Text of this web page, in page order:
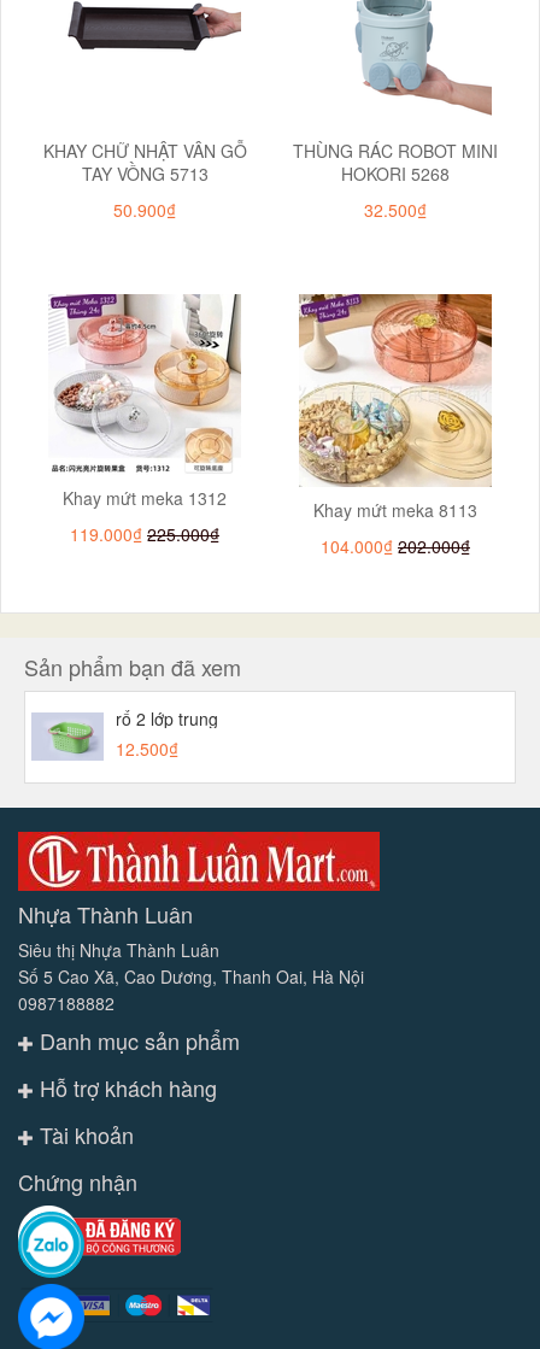
KHAY CHỮ NHẬT VÂN GỖ
TAY VỒNG 5713
50.900₫
THÙNG RÁC ROBOT MINI
HOKORI 5268
32.500₫
Khay mứt meka 1312
119.000₫ 225.000₫
Khay mứt meka 8113
104.000₫ 202.000₫
Sản phẩm bạn đã xem
rổ 2 lớp trung
12.500₫
Nhựa Thành Luân
Siêu thị Nhựa Thành Luân
Số 5 Cao Xã, Cao Dương, Thanh Oai, Hà Nội
0987188882
Danh mục sản phẩm
Hỗ trợ khách hàng
Tài khoản
Chứng nhận